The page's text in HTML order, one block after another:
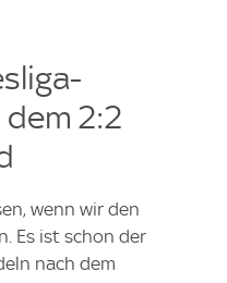
2:2
wenn wir den
Es ist schon der
nach dem